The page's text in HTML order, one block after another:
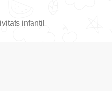
infantil